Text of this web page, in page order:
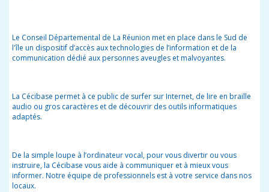
Le Conseil Départemental de La Réunion met en place dans le Sud de
l'île un dispositif d’accès aux technologies de l’information et de la
communication dédié aux personnes aveugles et malvoyantes.
La Cécibase permet à ce public de surfer sur Internet, de lire en braille
audio ou gros caractères et de découvrir des outils informatiques
adaptés.
De la simple loupe à l’ordinateur vocal, pour vous divertir ou vous
instruire, la Cécibase vous aide à communiquer et à mieux vous
informer. Notre équipe de professionnels est à votre service dans nos
locaux.